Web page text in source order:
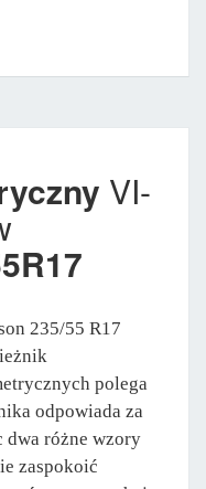
VI-
235/55 R17
polega
odpowiada za
dwa różne wzory
zaspokoić